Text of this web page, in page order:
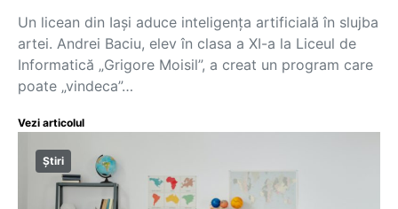
Un licean din Iași aduce inteligența artificială în slujba
artei. Andrei Baciu, elev în clasa a XI-a la Liceul de
Informatică „Grigore Moisil”, a creat un program care
poate „vindeca”…
Vezi articolul
Știri